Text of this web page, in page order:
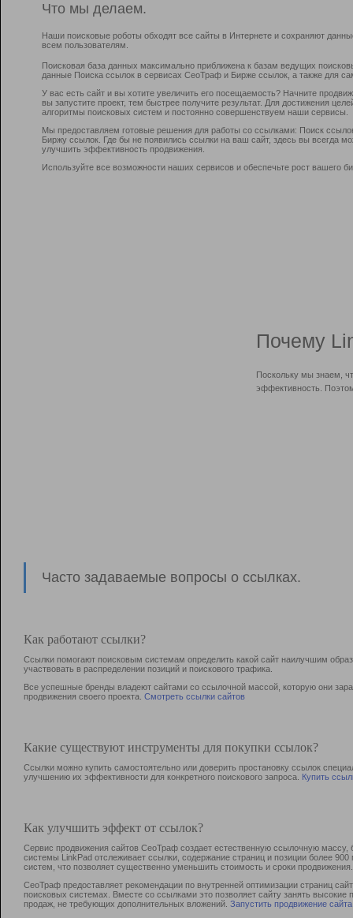
Что мы делаем.
Наши поисковые роботы обходят все сайты в Интернете и сохраняют
всем пользователям.
Поисковая база данных максимально приближена к базам ведущих
данные Поиска ссылок в сервисах СеоТраф и Бирже ссылок, а также для
У вас есть сайт и вы хотите увеличить его посещаемость? Начните
вы запустите проект, тем быстрее получите результат. Для достижения
алгоритмы поисковых систем и постоянно совершенствуем наши сервисы.
Мы предоставляем готовые решения для работы со ссылками: Поиск
Биржу ссылок. Где бы не появились ссылки на ваш сайт, здесь вы всегда
улучшить эффективность продвижения.
Используйте все возможности наших сервисов и обеспечьте рост вашего
Почему
Поскольку мы знаем,
эффективность.
Часто задаваемые вопросы о ссылках.
Как работают ссылки?
Ссылки помогают поисковым системам определить какой сайт наилучшим
участвовать в раcпределении позиций и поискового трафика.
Все успешные бренды владеют сайтами со ссылочной массой, которую они
продвижения своего проекта. Смотреть ссылки сайтов
Какие существуют инструменты для покупки ссылок?
Ссылки можно купить самостоятельно или доверить простановку ссылок
улучшению их эффективности для конкретного поискового запроса. Купить
Как улучшить эффект от ссылок?
Сервис продвижения сайтов СеоТраф создает естественную ссылочную
системы LinkPad отслеживает ссылки, содержание страниц и позиции более
систем, что позволяет существенно уменьшить стоимость и сроки продвижения.
СеоТраф предоставляет рекомендации по внутренней оптимизации страниц
поисковых системах. Вместе со ссылками это позволяет сайту занять
продаж, не требующих дополнительных вложений. Запустить продвижение сайта